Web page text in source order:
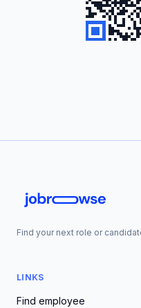
Find your next role or
LINKS
Find employee